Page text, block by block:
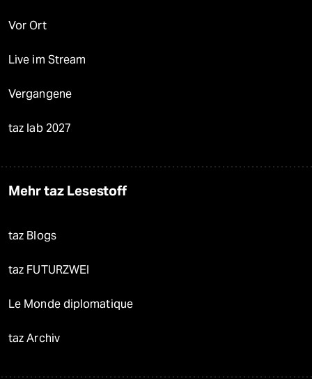
Vor Ort
Live im Stream
Vergangene
taz lab 2027
Mehr taz Lesestoff
taz Blogs
taz FUTURZWEI
Le Monde diplomatique
taz Archiv